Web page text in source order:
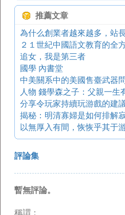
推薦文章
為什么創業者越來越多，站
２１世紀中國語文教育的全
追女，我是第三者
國學 內書堂
中美關系中的美國售臺武器
人物 錢學森之子：父親一生
分享令玩家持續玩游戲的建
揭秘：明清寡婦是如何排解
以無厚入有間，恢恢乎其于
評論集
暫無評論。
稱謂：